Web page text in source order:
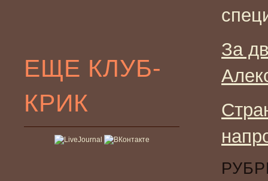
ЕЩЕ КЛУБ-
КРИК
За